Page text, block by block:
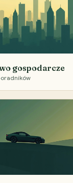
gospodarcze